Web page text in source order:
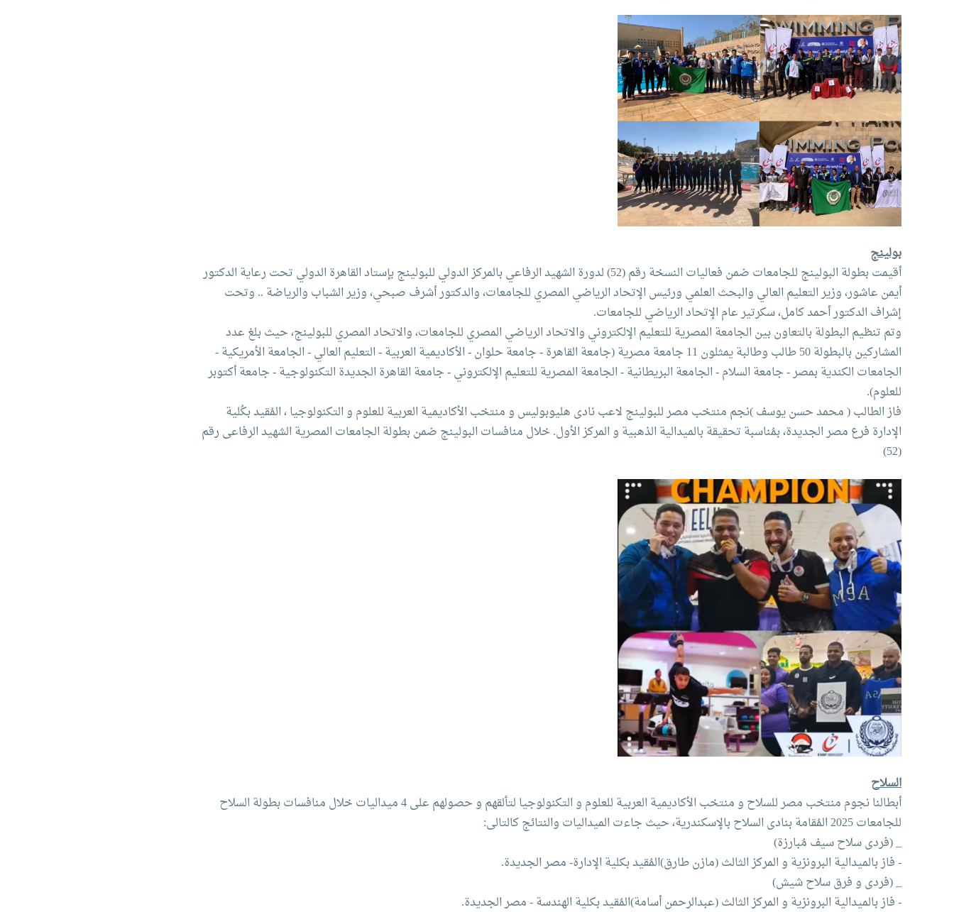
بولينج
أقيمت بطولة البولينج للجامعات ضمن فعاليات النسخة رقم (52) لدورة الشهيد الرفاعي بالمركز الدولي للبولينج بإستاد القاهرة الدولي تحت رعاية الدكتور
أيمن عاشور، وزير التعليم العالي والبحث العلمي ورئيس الإتحاد الرياضي المصري للجامعات، والدكتور أشرف صبحي، وزير الشباب والرياضة .. وتحت
إشراف الدكتور أحمد كامل، سكرتير عام الإتحاد الرياضي للجامعات.
وتم تنظيم البطولة بالتعاون بين الجامعة المصرية للتعليم الإلكتروني والاتحاد الرياضي المصري للجامعات، والاتحاد المصري للبولينج، حيث بلغ عدد
المشاركين بالبطولة 50 طالب وطالبة يمثلون 11 جامعة مصرية (جامعة القاهرة - جامعة حلوان - الأكاديمية العربية - التعليم العالي - الجامعة الأمريكية -
الجامعات الكندية بمصر - جامعة السلام - الجامعة البريطانية - الجامعة المصرية للتعليم الإلكتروني - جامعة القاهرة الجديدة التكنولوجية - جامعة أكتوبر
للعلوم).
فاز الطالب ( محمد حسن يوسف )نجم منتخب مصر للبولينج لاعب نادى هليوبوليس و منتخب الأكاديمية العربية للعلوم و التكنولوجيا ، المُقيد بكُلية
الإدارة فرع مصر الجديدة، بمُناسبة تحقيقة بالميدالية الذهبية و المركز الأول. خلال منافسات البولينج ضمن بطولة الجامعات المصرية الشهيد الرفاعى رقم
(52)
السلاح
أبطالنا نجوم منتخب مصر للسلاح و منتخب الأكاديمية العربية للعلوم و التكنولوجيا لتألقهم و حصولهم على 4 ميداليات خلال منافسات بطولة السلاح
للجامعات 2025 المُقامة بنادى السلاح بالإسكندرية، حيث جاءت الميداليات والنتائج كالتالى:
_ (فردى سلاح سيف مُبارزة)
- فاز بالميدالية البرونزية و المركز الثالث (مازن طارق)المُقيد بكلية الإدارة- مصر الجديدة.
_ (فردى و فرق سلاح شيش)
- فاز بالميدالية البرونزية و المركز الثالث (عبدالرحمن أسامة)المُقيد بكلية الهندسة - مصر الجديدة.